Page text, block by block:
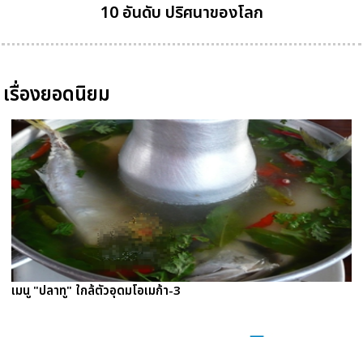
10 อันดับ ปริศนาของโลก
เรื่องยอดนิยม
เมนู "ปลาทู" ใกล้ตัวอุดมโอเมก้า-3